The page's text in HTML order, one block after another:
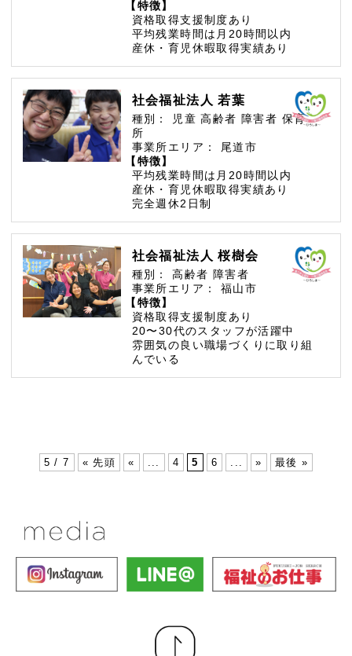
【特徴】
資格取得支援制度あり
平均残業時間は月20時間以内
産休・育児休暇取得実績あり
社会福祉法人 若葉
種別： 児童高齢者 障害者 保育
所
事業所エリア：
尾道市
【特徴】
平均残業時間は月20時間以内
産休・育児休暇取得実績あり
完全週休2日制
社会福祉法人 桜樹会
種別： 高齢者 障害者
事業所エリア：
福山市
【特徴】
資格取得支援制度あり
20〜30代のスタッフが活躍中
雰囲気の良い職場づくりに取り組
んでいる
5 / 7 « 先頭 « 4 5 6 » 最後 »